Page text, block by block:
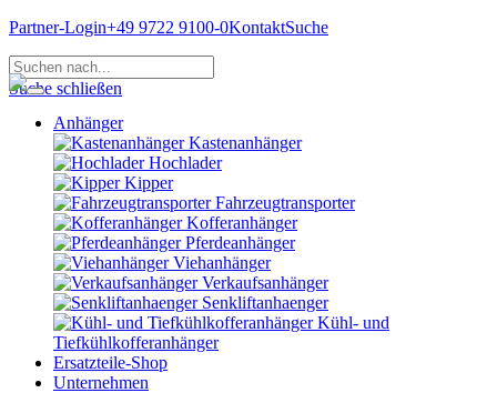
Partner-Login+49 9722 9100-0KontaktSuche
Suche schließen
Anhänger
Kastenanhänger
Hochlader
Kipper
Fahrzeugtransporter
Kofferanhänger
Pferdeanhänger
Viehanhänger
Verkaufsanhänger
Senkliftanhaenger
Kühl- und
Tiefkühlkofferanhänger
Ersatzteile-Shop
Unternehmen